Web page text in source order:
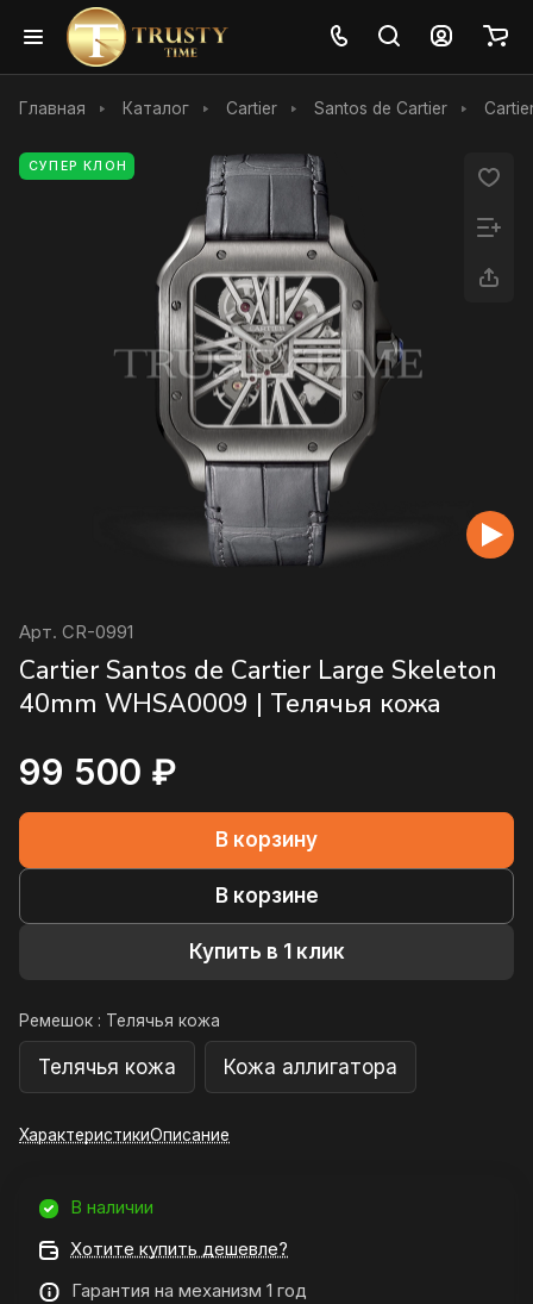
Главная Каталог Cartier Santos de Cartier
СУПЕР КЛОН
Арт. CR-0991
Cartier Santos de Cartier Large Skeleton
40mm WHSA0009 | Телячья кожа
99 500 ₽
В корзину
В корзине
Купить в 1 клик
Ремешок : Телячья кожа
Телячья кожа Кожа аллигатора
ХарактеристикиОписание
В наличии
Хотите купить дешевле?
Гарантия на механизм 1 год